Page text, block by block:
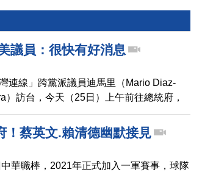
議員：很快有好消息
連線」跨黨派議員迪馬里（Mario Diaz-
）訪台，今天（25日）上午前往總統府，
統當選人賴清德，祝賀台灣民主選舉成
定支持。
！蔡英文.賴清德幽默接見
華職棒，2021年正式加入一軍賽事，球隊